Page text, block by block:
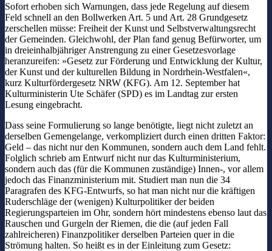
Sofort erhoben sich Warnungen, dass jede Regelung auf diesem
Feld schnell an den Bollwerken Art. 5 und Art. 28 Grundgesetz
zerschellen müsse: Freiheit der Kunst und Selbstverwaltungsrecht
der Gemeinden. Gleichwohl, der Plan fand genug Befürworter, um
in dreieinhalbjähriger Anstrengung zu einer Gesetzesvorlage
heranzureifen: »Gesetz zur Förderung und Entwicklung der Kultur,
der Kunst und der kulturellen Bildung in Nordrhein-Westfalen«,
kurz Kulturfördergesetz NRW (KFG). Am 12. September hat
Kulturministerin Ute Schäfer (SPD) es im Landtag zur ersten
Lesung eingebracht.
Dass seine Formulierung so lange benötigte, liegt nicht zuletzt an
derselben Gemengelange, verkompliziert durch einen dritten Faktor:
Geld – das nicht nur den Kommunen, sondern auch dem Land fehlt.
Folglich schrieb am Entwurf nicht nur das Kulturministerium,
sondern auch das (für die Kommunen zuständige) Innen-, vor allem
jedoch das Finanzministerium mit. Studiert man nun die 34
Paragrafen des KFG-Entwurfs, so hat man nicht nur die kräftigen
Ruderschläge der (wenigen) Kulturpolitiker der beiden
Regierungsparteien im Ohr, sondern hört mindestens ebenso laut das
Rauschen und Gurgeln der Riemen, die die (auf jeden Fall
zahlreicheren) Finanzpolitiker derselben Parteien quer in die
Strömung halten. So heißt es in der Einleitung zum Gesetz: